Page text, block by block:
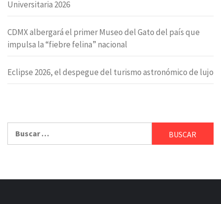
Universitaria 2026
CDMX albergará el primer Museo del Gato del país que
impulsa la “fiebre felina” nacional
Eclipse 2026, el despegue del turismo astronómico de lujo